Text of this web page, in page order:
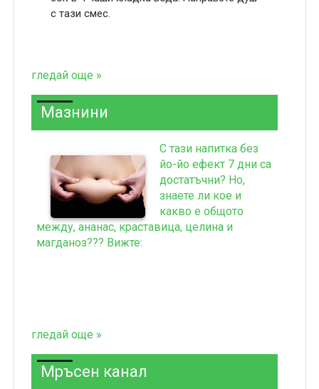
с тази смес.
гледай още »
Мазнини
С тази напитка без
йо-йо ефект 7 дни са
достатъчни? Но,
знаете ли кое и
какво е общото
между, ананас, краставица, целина и
магданоз??? Вижте:
гледай още »
Мръсен канал